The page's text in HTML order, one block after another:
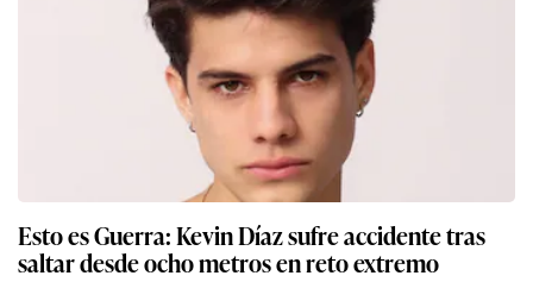
Esto es Guerra: Kevin Díaz sufre accidente tras
saltar desde ocho metros en reto extremo